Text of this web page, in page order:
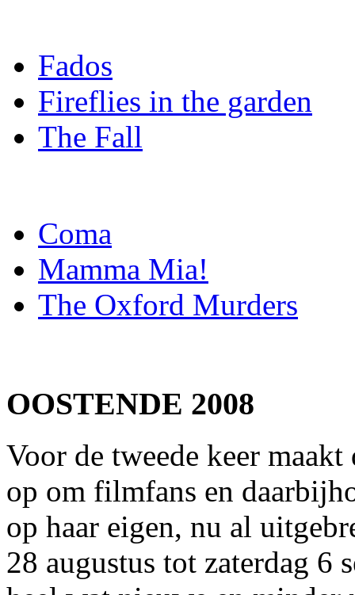
Fados
Fireflies in the garden
The Fall
Coma
Mamma Mia!
The Oxford Murders
OOSTENDE 2008
Voor de tweede keer
op om filmfans en
op haar eigen, nu al
28 augustus tot zaterdag 6